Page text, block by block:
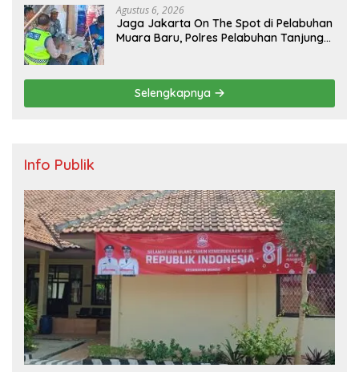
Davidson Bekas.
Agustus 6, 2026
Jaga Jakarta On The Spot di Pelabuhan
Muara Baru, Polres Pelabuhan Tanjung
Selengkapnya
Info Publik